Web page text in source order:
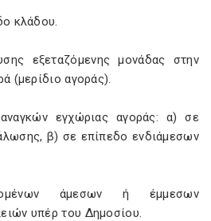
κλάδου.
εξεταζόμενης μονάδας στην
(μερίδιο αγοράς).
εγχώριας αγοράς: α) σε
β) σε επίπεδο ενδιάμεσων
άμεσων ή έμμεσων
υπέρ του Δημοσίου.